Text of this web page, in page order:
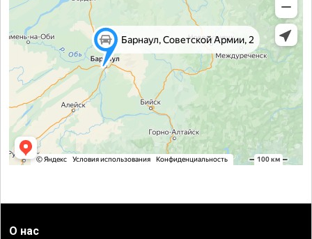
О нас